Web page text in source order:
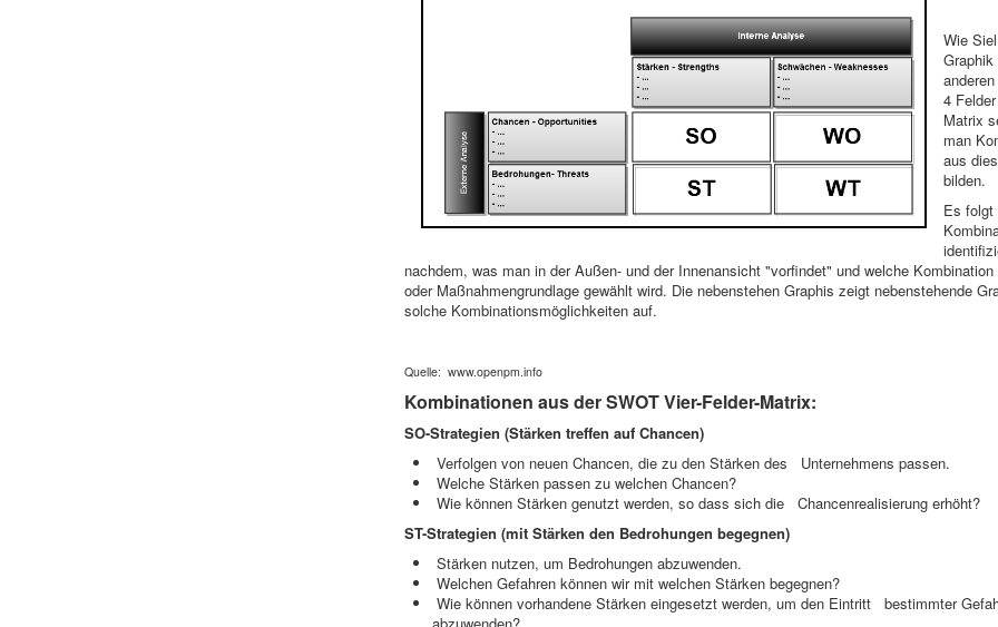
Wie
4
Matrix
man
aus
bilden.
Es folgt
nachdem, was man in der Außen- und der Innenansicht "vorfindet" und welche
oder Maßnahmengrundlage gewählt wird. Die nebenstehen Graphis zeigt nebenstehende
solche Kombinationsmöglichkeiten auf.
Quelle: www.openpm.info
Kombinationen aus der SWOT Vier-Felder-Matrix:
SO-Strategien (Stärken treffen auf Chancen)
Verfolgen von neuen Chancen, die zu den Stärken des Unternehmens passen.
Welche Stärken passen zu welchen Chancen?
Wie können Stärken genutzt werden, so dass sich die Chancenrealisierung erhöht?
ST-Strategien (mit Stärken den Bedrohungen begegnen)
Stärken nutzen, um Bedrohungen abzuwenden.
Welchen Gefahren können wir mit welchen Stärken begegnen?
Wie können vorhandene Stärken eingesetzt werden, um den Eintritt bestimmter